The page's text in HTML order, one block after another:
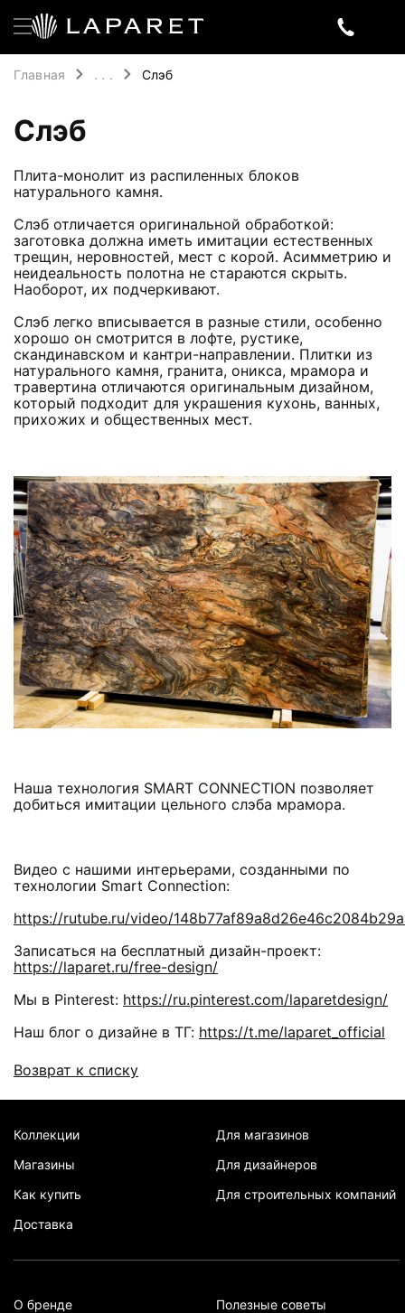
Главная . . . Слэб
Слэб
Плита-монолит из распиленных блоков
натурального камня.
Слэб отличается оригинальной обработкой:
заготовка должна иметь имитации естественных
трещин, неровностей, мест с корой. Асимметрию и
неидеальность полотна не стараются скрыть.
Наоборот, их подчеркивают.
Слэб легко вписывается в разные стили, особенно
хорошо он смотрится в лофте, рустике,
скандинавском и кантри-направлении. Плитки из
натурального камня, гранита, оникса, мрамора и
травертина отличаются оригинальным дизайном,
который подходит для украшения кухонь, ванных,
прихожих и общественных мест.
Наша технология SMART CONNECTION позволяет
добиться имитации цельного слэба мрамора.
Видео с нашими интерьерами, созданными по
технологии Smart Connection:
https://rutube.ru/video/
Записаться на бесплатный дизайн-проект:
https://laparet.ru/free-design/
Мы в Pinterest: https://ru.pinterest.com/laparetdesign/
Наш блог о дизайне в ТГ: https://t.me/laparet_official
Возврат к списку
Коллекции
Магазины
Как купить
Доставка
Для магазинов
Для дизайнеров
Для строительных компаний
О бренде
Полезные советы